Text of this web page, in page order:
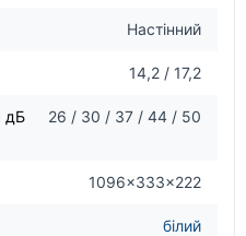
Настінний
14,2 / 17,2
дБ
26 / 30 / 37 / 44 / 50
1096×333×222
білий